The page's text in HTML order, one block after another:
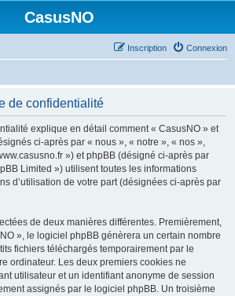
CasusNO
Connexion
Inscription
de confidentialité
explique en détail comment « CasusNO » et
ci-après par « nous », « notre », « nos »,
») et phpBB (désigné ci-après par
Limited ») utilisent toutes les informations
d’utilisation de votre part (désignées ci-après par
de deux manières différentes. Premièrement,
», le logiciel phpBB génèrera un certain nombre
fichiers téléchargés temporairement par le
ordinateur. Les deux premiers cookies ne
utilisateur et un identifiant anonyme de session
assignés par le logiciel phpBB. Un troisième